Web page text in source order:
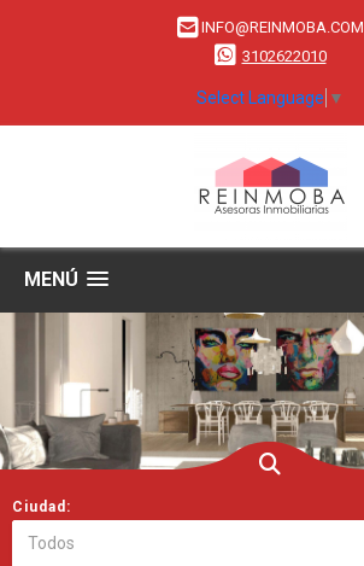
INFO@REINMOBA.COM
3102622010
Select Language ▼
MENÚ
Ciudad:
Todos